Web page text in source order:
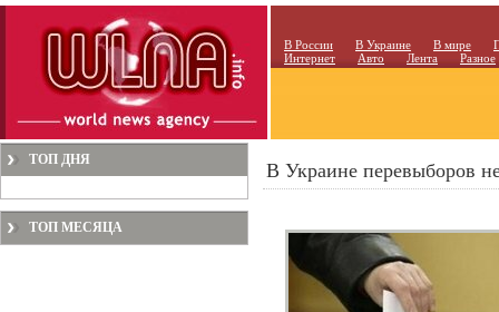
В России В Украине В мире
Интернет
Авто Лента Разное
ТОП ДНЯ
ТОП МЕСЯЦА
В Украине перевыборов